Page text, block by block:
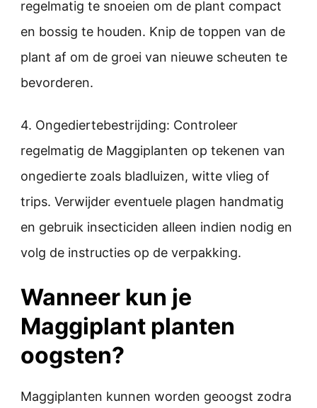
regelmatig te snoeien om de plant compact
en bossig te houden. Knip de toppen van de
plant af om de groei van nieuwe scheuten te
bevorderen.
4. Ongediertebestrijding: Controleer
regelmatig de Maggiplanten op tekenen van
ongedierte zoals bladluizen, witte vlieg of
trips. Verwijder eventuele plagen handmatig
en gebruik insecticiden alleen indien nodig en
volg de instructies op de verpakking.
Wanneer kun je
Maggiplant planten
oogsten?
Maggiplanten kunnen worden geoogst zodra